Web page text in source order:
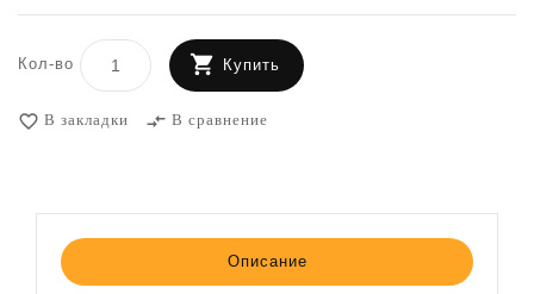
Кол-во Купить
favorite_border В закладки compare_arrows В сравнение
Описание